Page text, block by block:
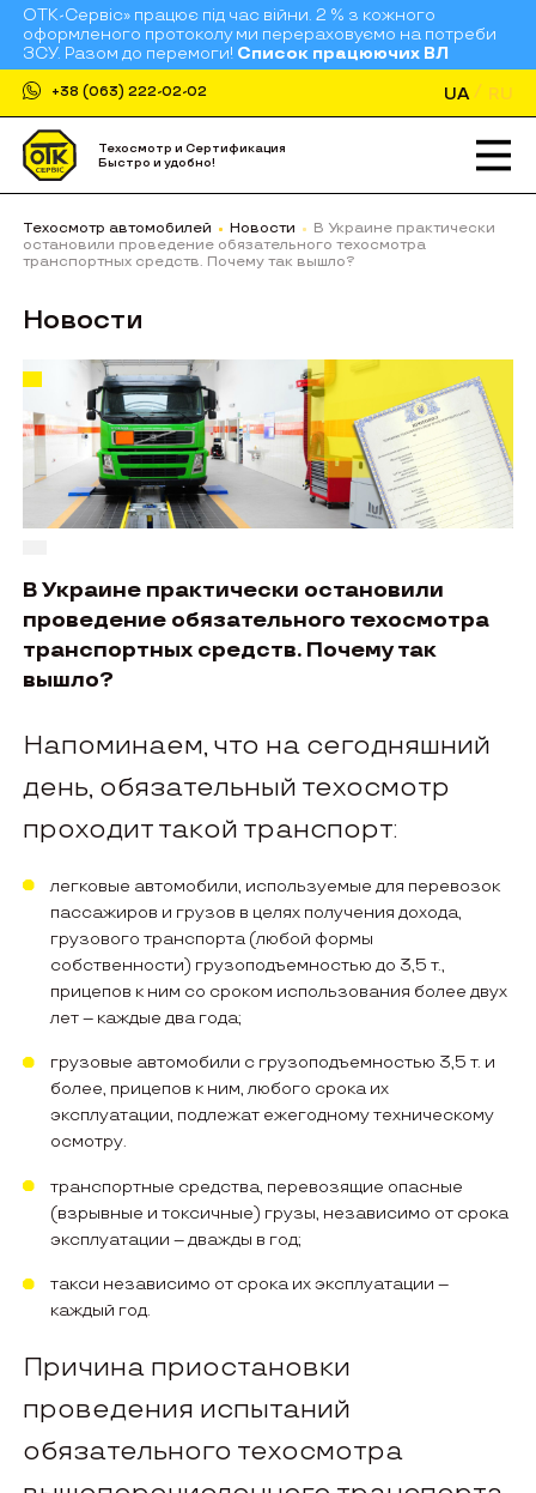
ОТК-Сервіс» працює під час війни. 2 % з кожного
оформленого протоколу ми перераховуємо на потреби
ЗСУ. Разом до перемоги! Список працюючих ВЛ
+38 (063) 222-02-02 UA RU
Техосмотр и Сертификация
Быстро и удобно!
Техосмотр автомобилей Новости
В Украине практически
остановили проведение обязательного техосмотра
транспортных средств. Почему так вышло?
Новости
В Украине практически остановили
проведение обязательного техосмотра
транспортных средств. Почему так
вышло?
Напоминаем, что на сегодняшний
день, обязательный техосмотр
проходит такой транспорт:
легковые автомобили, используемые для перевозок
пассажиров и грузов в целях получения дохода,
грузового транспорта (любой формы
собственности) грузоподъемностью до 3,5 т.,
прицепов к ним со сроком использования более двух
лет – каждые два года;
грузовые автомобили с грузоподъемностью 3,5 т. и
более, прицепов к ним, любого срока их
эксплуатации, подлежат ежегодному техническому
осмотру.
транспортные средства, перевозящие опасные
(взрывные и токсичные) грузы, независимо от срока
эксплуатации – дважды в год;
такси независимо от срока их эксплуатации –
каждый год.
Причина приостановки
проведения испытаний
обязательного техосмотра